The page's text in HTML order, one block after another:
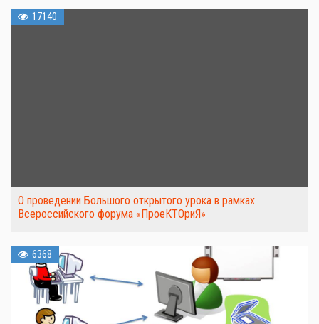
17140
О проведении Большого открытого урока в рамках
Всероссийского форума «ПроеКТОриЯ»
6368